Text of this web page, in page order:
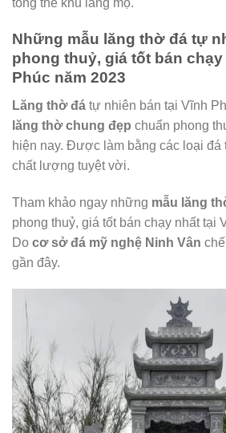
tổng thể khu lăng mộ.
Những mẫu lăng thờ đá tự
phong thuỷ, giá tốt bán
Phúc năm 2023
Lăng thờ đá tự nhiên bán tại Vĩnh
lăng thờ chung đẹp chuẩn phong
hiện nay. Được làm bằng các loại đá
chất lượng tuyệt vời.
Tham khảo ngay những mẫu lăng
phong thuỷ, giá tốt bán chạy nhất tại
Do cơ sở đá mỹ nghệ Ninh Vân
gần đây.